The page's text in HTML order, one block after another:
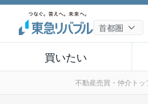
買いたい
不動産売買・仲介トッ